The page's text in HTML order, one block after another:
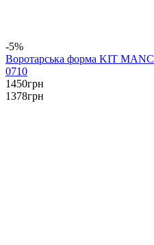
-5%
Воротарська форма KIT
0710
1450грн
1378грн